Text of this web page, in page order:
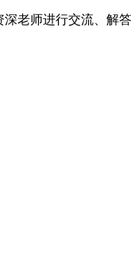
老师进行交流、解答